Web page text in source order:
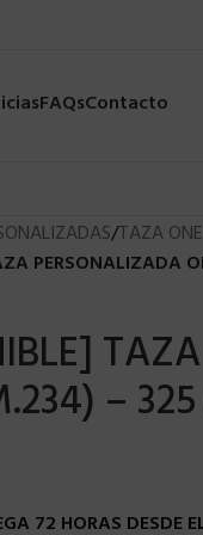
FAQsContacto
/TAZA
PERSONALIZADA
–
72 HORAS DESDE